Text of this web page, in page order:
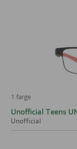
1 farge
Unofficial Teens
Unofficial